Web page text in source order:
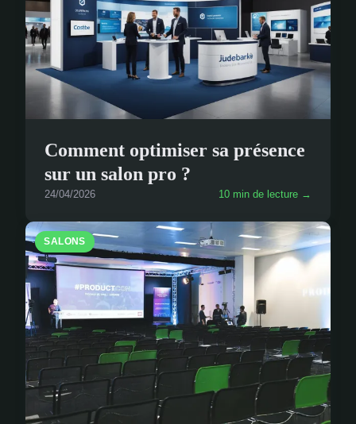
Comment optimiser sa présence
sur un salon pro ?
24/04/2026 10 min de lecture →
SALONS